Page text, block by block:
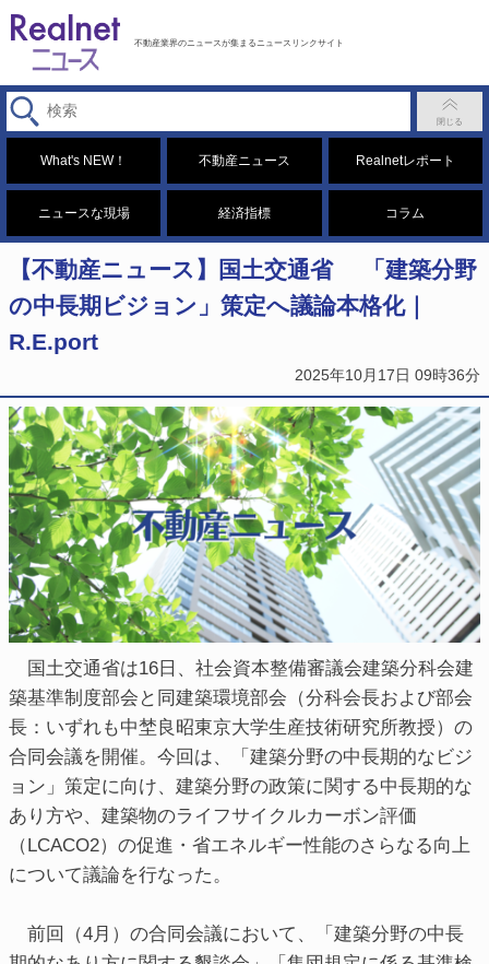
不動産業界のニュースが集まるニュースリンクサイト
What's NEW！ 不動産ニュース Realnetレポート
ニュースな現場 経済指標 コラム
【不動産ニュース】国土交通省 「建築分野
の中長期ビジョン」策定へ議論本格化｜
R.E.port
2025年10月17日 09時36分
国土交通省は16日、社会資本整備審議会建築分科会建
築基準制度部会と同建築環境部会（分科会長および部会
長：いずれも中埜良昭東京大学生産技術研究所教授）の
合同会議を開催。今回は、「建築分野の中長期的なビジ
ョン」策定に向け、建築分野の政策に関する中長期的な
あり方や、建築物のライフサイクルカーボン評価
（LCACO2）の促進・省エネルギー性能のさらなる向上
について議論を行なった。
前回（4月）の合同会議において、「建築分野の中長